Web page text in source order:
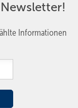
Informationen